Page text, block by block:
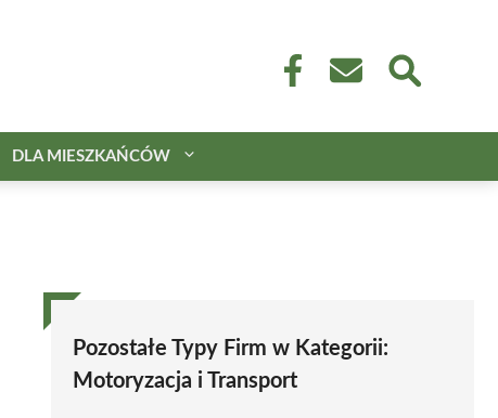
DLA MIESZKAŃCÓW
Pozostałe Typy Firm w Kategorii:
Motoryzacja i Transport